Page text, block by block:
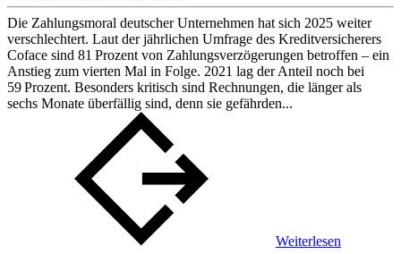
Die Zahlungsmoral deutscher Unternehmen hat sich 2025 weiter
verschlechtert. Laut der jährlichen Umfrage des Kreditversicherers
Coface sind 81 Prozent von Zahlungsverzögerungen betroffen – ein
Anstieg zum vierten Mal in Folge. 2021 lag der Anteil noch bei
59 Prozent. Besonders kritisch sind Rechnungen, die länger als
sechs Monate überfällig sind, denn sie gefährden...
Weiterlesen